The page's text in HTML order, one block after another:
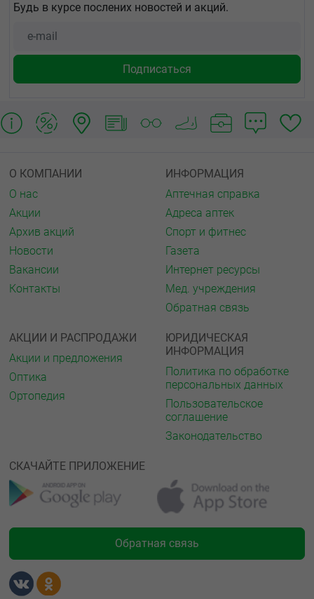
Будь в курсе послених новостей и акций.
О КОМПАНИИ
О нас
Акции
Архив акций
Новости
Вакансии
Контакты
ИНФОРМАЦИЯ
Аптечная справка
Адреса аптек
Спорт и фитнес
Газета
Интернет ресурсы
Мед. учреждения
Обратная связь
АКЦИИ И РАСПРОДАЖИ
Акции и предложения
Оптика
Ортопедия
ЮРИДИЧЕСКАЯ
ИНФОРМАЦИЯ
Политика по обработке
персональных данных
Пользовательское
соглашение
Законодательство
СКАЧАЙТЕ ПРИЛОЖЕНИЕ
Обратная связь